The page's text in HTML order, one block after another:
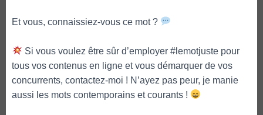
Et vous, connaissiez-vous ce mot ?
Si vous voulez être sûr d’employer #lemotjuste pour
tous vos contenus en ligne et vous démarquer de vos
concurrents, contactez-moi ! N’ayez pas peur, je manie
aussi les mots contemporains et courants !